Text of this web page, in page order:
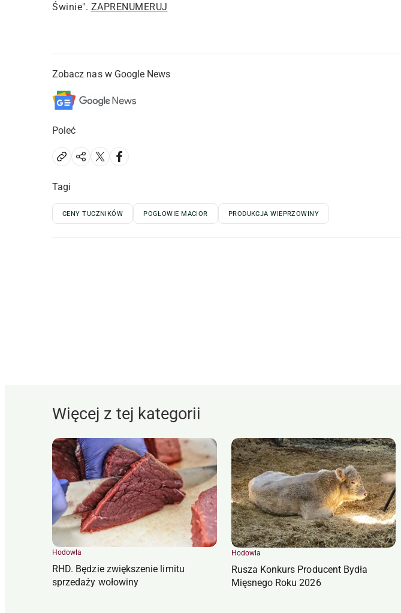
Świnie". ZAPRENUMERUJ
Zobacz nas w Google News
Poleć
Tagi
CENY TUCZNIKÓW POGŁOWIE MACIOR PRODUKCJA WIEPRZOWINY
Więcej z tej kategorii
Hodowla
RHD. Będzie zwiększenie limitu
sprzedaży wołowiny
Hodowla
Rusza Konkurs Producent Bydła
Mięsnego Roku 2026